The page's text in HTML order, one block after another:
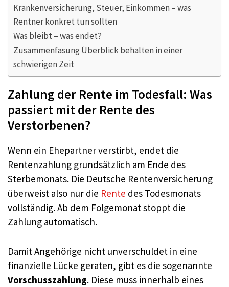
Krankenversicherung, Steuer, Einkommen – was
Rentner konkret tun sollten
Was bleibt – was endet?
Zusammenfasung Überblick behalten in einer
schwierigen Zeit
Zahlung der Rente im Todesfall: Was
passiert mit der Rente des
Verstorbenen?
Wenn ein Ehepartner verstirbt, endet die
Rentenzahlung grundsätzlich am Ende des
Sterbemonats. Die Deutsche Rentenversicherung
überweist also nur die Rente des Todesmonats
vollständig. Ab dem Folgemonat stoppt die
Zahlung automatisch.
Damit Angehörige nicht unverschuldet in eine
finanzielle Lücke geraten, gibt es die sogenannte
Vorschusszahlung. Diese muss innerhalb eines